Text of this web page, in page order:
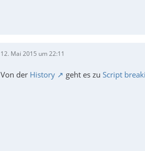
12. Mai 2015 um 22:11
Von der History geht es zu Script